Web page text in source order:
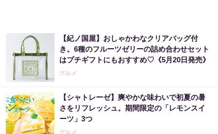
【紀ノ国屋】おしゃかわなクリアバッグ付
き。6種のフルーツゼリーの詰め合わせセット
はプチギフトにもおすすめ♡《5月20日発売》
グルメ
【シャトレーゼ】爽やかな味わいで初夏の暑
さをリフレッシュ。期間限定の「レモンスイ
ーツ」3つ
グルメ